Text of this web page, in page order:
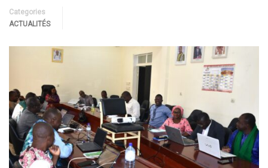
Categories
ACTUALITÉS